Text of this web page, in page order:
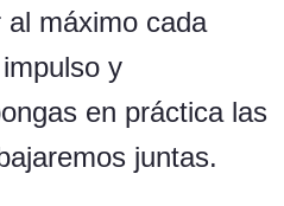
al máximo cada
y
en práctica las
juntas.